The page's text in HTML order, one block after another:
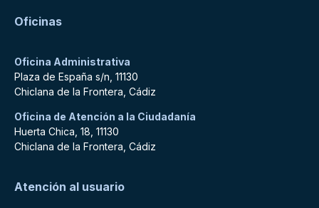
Oficinas
Oficina Administrativa
Plaza de España s/n, 11130
Chiclana de la Frontera, Cádiz
Oficina de Atención a la Ciudadanía
Huerta Chica, 18, 11130
Chiclana de la Frontera, Cádiz
Atención al usuario